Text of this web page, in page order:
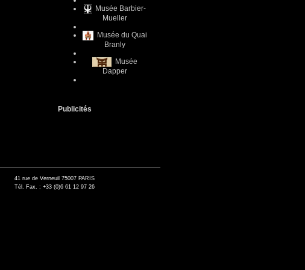
Musée Barbier-
Mueller
Musée du Quai
Branly
Musée
Dapper
Publicités
41 rue de Verneuil 75007 PARIS
Tél. Fax. : +33 (0)6 61 12 97 26